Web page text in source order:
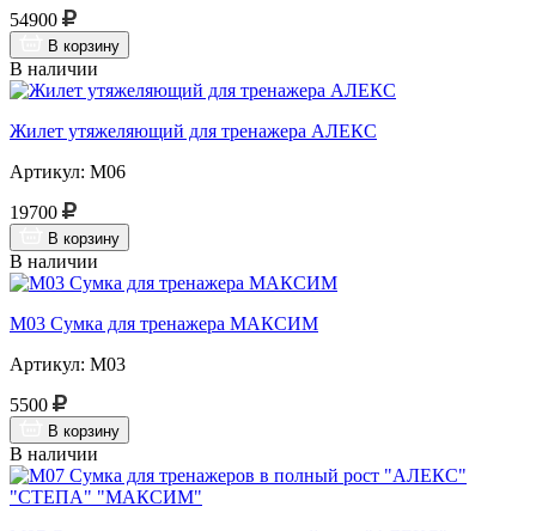
54900
В корзину
В наличии
Жилет утяжеляющий для тренажера АЛЕКС
Артикул: М06
19700
В корзину
В наличии
М03 Сумка для тренажера МАКСИМ
Артикул: М03
5500
В корзину
В наличии